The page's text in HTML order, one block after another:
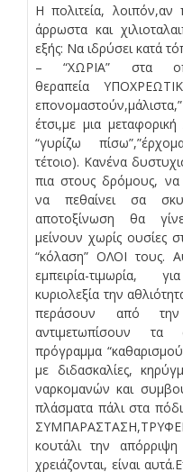
Η πολιτεία, λοιπόν,αν
άρρωστα και
εξής: Να ιδρύσει
– “ΧΩΡΙΑ” στα
θεραπεία
έτσι,με μια
“γυρίζω
τέτοιο). Κανένα
πια στους δρόμους, να
να πεθαίνει σα
αποτοξίνωση θα
μείνουν χωρίς ουσίες
“κόλαση” ΟΛΟΙ τους.
εμπειρία-
κυριολεξία την
περάσουν από την
αντιμετωπίσουν
πρόγραμμα
με διδασκαλίες,
ναρκομανών και
πλάσματα πάλι στα
κουτάλι την
χρειάζονται, είναι